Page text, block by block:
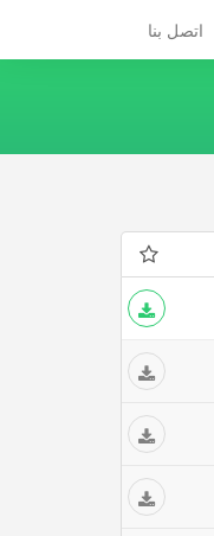
اتصل بنا